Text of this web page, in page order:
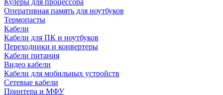
Кулеры для процессора
Оперативная память для ноутбуков
Термопасты
Кабели
Кабели для ПК и ноутбуков
Переходники и конвертеры
Кабели питания
Видео кабели
Кабели для мобильных устройств
Сетевые кабели
Принтера и МФУ